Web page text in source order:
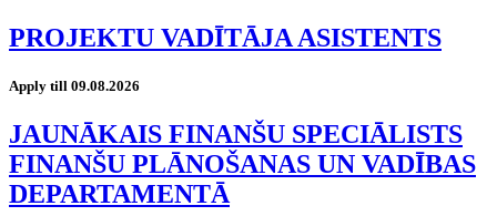
PROJEKTU VADĪTĀJA ASISTENTS
Apply till 09.08.2026
JAUNĀKAIS FINANŠU SPECIĀLISTS
FINANŠU PLĀNOŠANAS UN VADĪBAS
DEPARTAMENTĀ